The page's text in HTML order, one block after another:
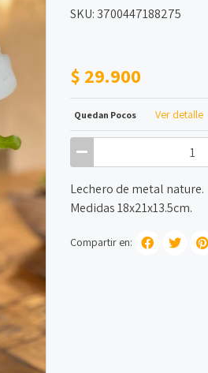
SKU: 3700447188275
$ 29.900
Quedan Pocos Ver detalle
Lechero de metal nature.
Medidas 18x21x13.5cm.
Compartir en: